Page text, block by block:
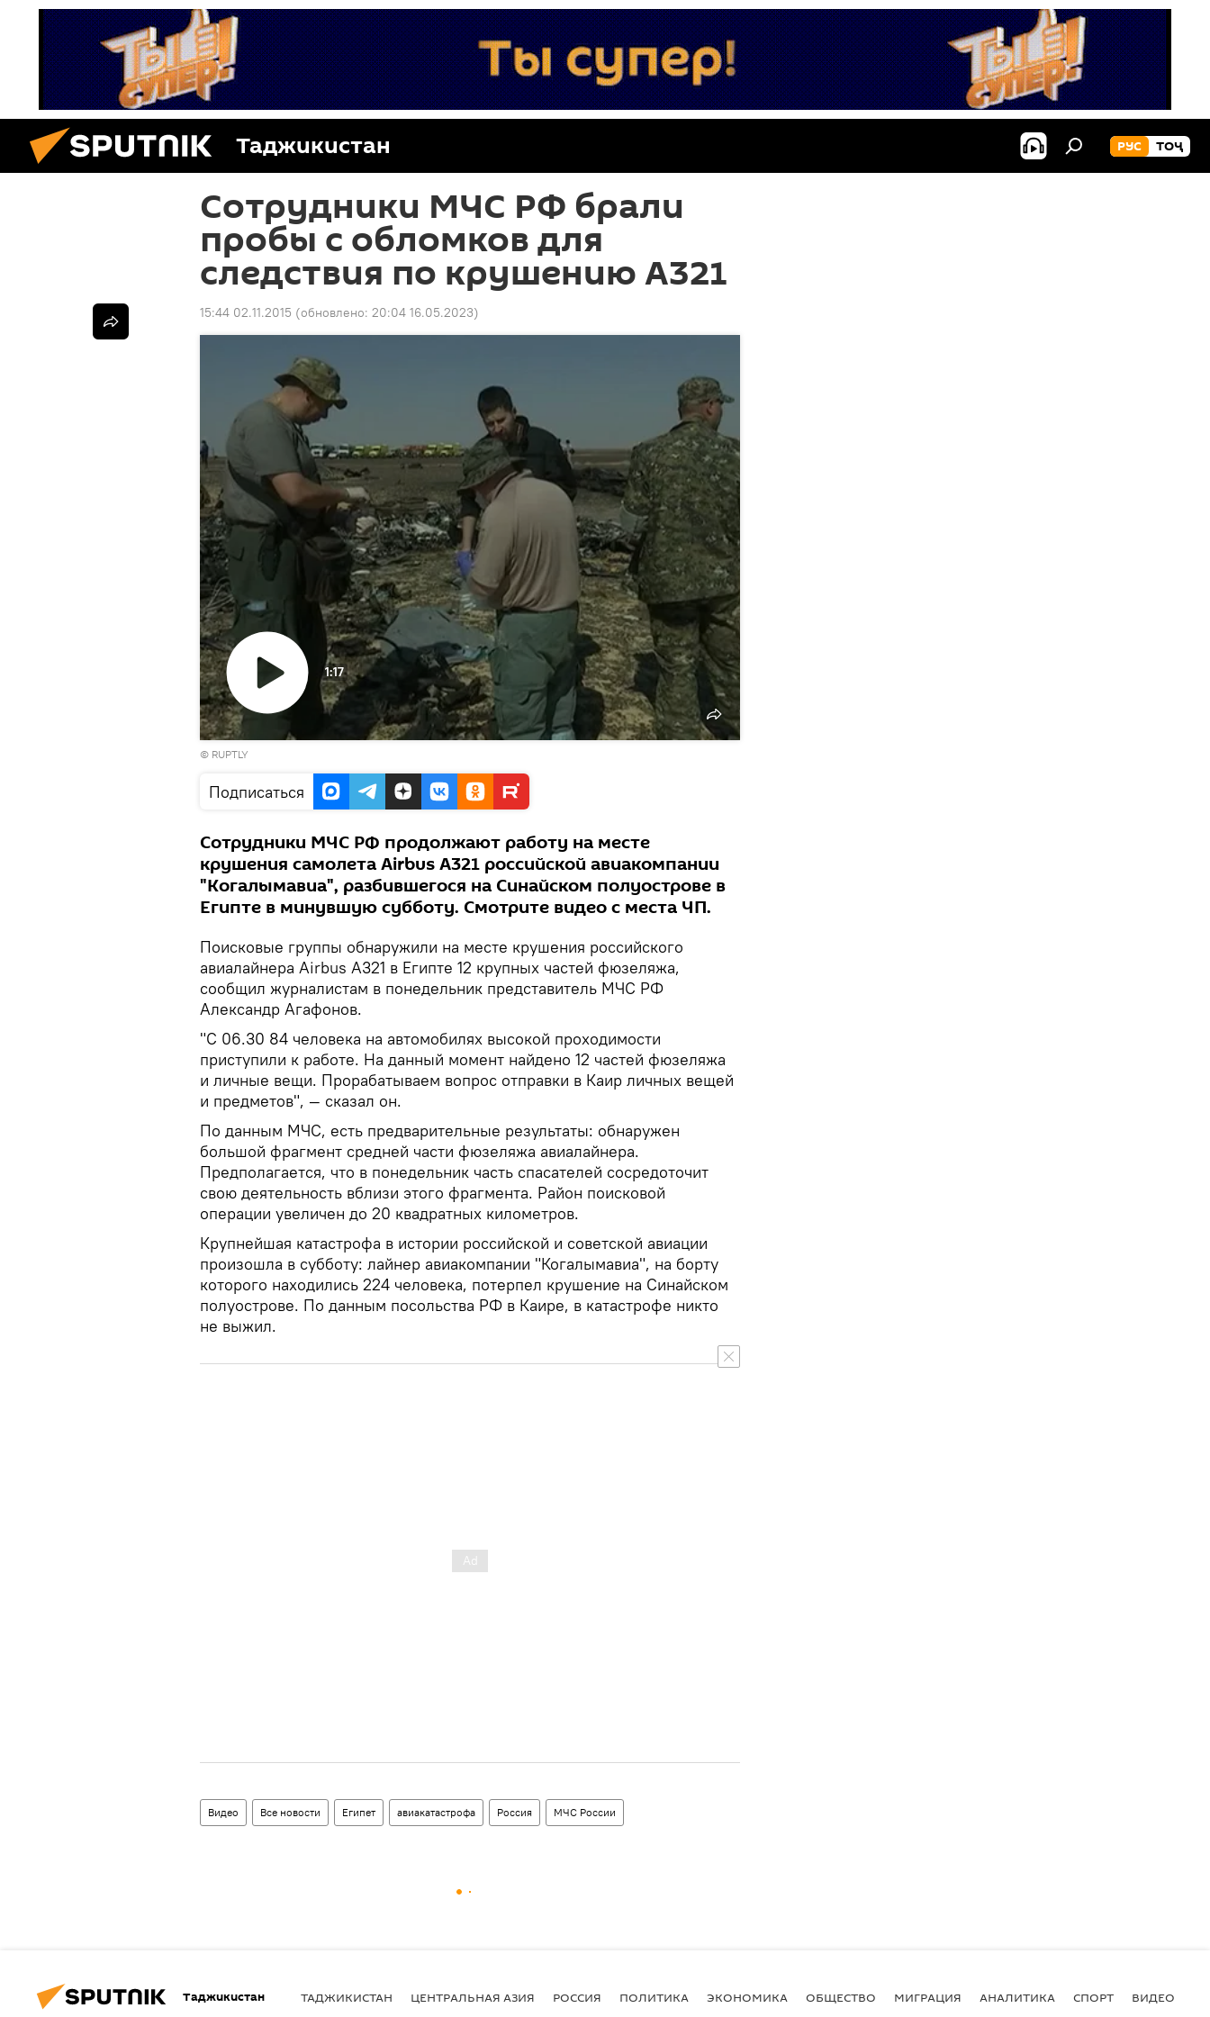
Таджикистан РУС ТОҶ
Сотрудники МЧС РФ брали
пробы с обломков для
следствия по крушению А321
15:44 02.11.2015 (обновлено: 20:04 16.05.2023)
1:17
© RUPTLY
Подписаться
Сотрудники МЧС РФ продолжают работу на месте
крушения самолета Airbus A321 российской авиакомпании
"Когалымавиа", разбившегося на Синайском полуострове в
Египте в минувшую субботу. Смотрите видео с места ЧП.
Поисковые группы обнаружили на месте крушения российского
авиалайнера Airbus A321 в Египте 12 крупных частей фюзеляжа,
сообщил журналистам в понедельник представитель МЧС РФ
Александр Агафонов.
"С 06.30 84 человека на автомобилях высокой проходимости
приступили к работе. На данный момент найдено 12 частей фюзеляжа
и личные вещи. Прорабатываем вопрос отправки в Каир личных вещей
и предметов", — сказал он.
По данным МЧС, есть предварительные результаты: обнаружен
большой фрагмент средней части фюзеляжа авиалайнера.
Предполагается, что в понедельник часть спасателей сосредоточит
свою деятельность вблизи этого фрагмента. Район поисковой
операции увеличен до 20 квадратных километров.
Крупнейшая катастрофа в истории российской и советской авиации
произошла в субботу: лайнер авиакомпании "Когалымавиа", на борту
которого находились 224 человека, потерпел крушение на Синайском
полуострове. По данным посольства РФ в Каире, в катастрофе никто
не выжил.
Видео Все новости Египет авиакатастрофа Россия МЧС России
Таджикистан ТАДЖИКИСТАН ЦЕНТРАЛЬНАЯ АЗИЯ РОССИЯ ПОЛИТИКА ЭКОНОМИКА ОБЩЕСТВО МИГРАЦИЯ АНАЛИТИКА СПОРТ ВИДЕО